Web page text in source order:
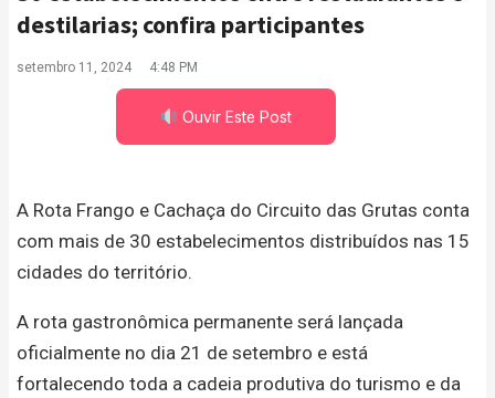
destilarias; confira participantes
setembro 11, 2024 4:48 PM
Ouvir Este Post
A Rota Frango e Cachaça do Circuito das Grutas conta
com mais de 30 estabelecimentos distribuídos nas 15
cidades do território.
A rota gastronômica permanente será lançada
oficialmente no dia 21 de setembro e está
fortalecendo toda a cadeia produtiva do turismo e da